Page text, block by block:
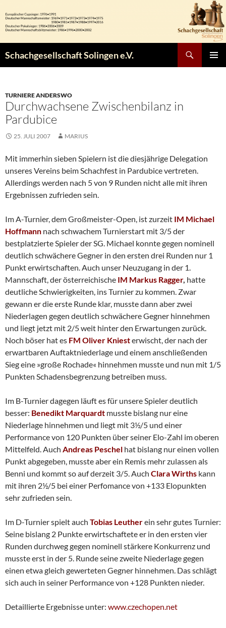
Inhalt
springen
Schachgesellschaft Solingen e.V.
TURNIERE ANDERSWO
Durchwachsene Zwischenbilanz in
Pardubice
25. JULI 2007 MARIUS
Mit immerhin sieben Spielern ist die diesjährige Delegation
unseres Vereins beim Schachfest in Pardubice vertreten.
Allerdings werden nach 5 von 9 Runden nicht alle mit ihren
Ergebnissen zufrieden sein.
Im A-Turnier, dem Großmeister-Open, ist zurzeit IM Michael
Hoffmann nach schwachem Turnierstart mit 3/5 der
bestplatzierte Spieler der SG. Michael konnte gegen nominell
deutlich schwächere Gegner in den ersten drei Runden nur 1
Punkt erwirtschaften. Auch unser Neuzugang in der 1.
Mannschaft, der österreichische IM Markus Ragger, hatte
deutliche Schwierigkeiten, ins Turnier zu kommen. Zwar
gewann er die erste Runde klar, musste dann aber zwei
Niederlagen gegen deutlich schwächere Gegner hinnehmen
und liegt jetzt mit 2/5 weit hinter den Erwartungen zurück.
Noch böser hat es FM Oliver Kniesterwischt, der nach der
erwartbaren Auftaktniederlage und einem anschließenden
Sieg eine »große Rochade« hinnehmen musste und nun mit 1/5
Punkten Schadensbegrenzung betreiben muss.
Im B-Turnier dagegen läuft es für unsere Spieler deutlich
besser: Benedikt Marquardt musste bislang nur eine
Niederlage hinnehmen und liegt mit 3½/5 und einer
Performance von 120 Punkten über seiner Elo-Zahl im oberen
Mittelfeld. Auch Andreas Peschel hat bislang nur einen vollen
Punkt abgegeben, musste aber ein Remis mehr zulassen als
Benni und kommt so auf derzeit 3/5. Auch Clara Wirths kann
mit ihren 2½/5 bei einer Perfomance von +133 Elopunkten
sehr zufrieden sein.
Im D-Turnier spielt auch Tobias Leutherein sehr gutes Turnier:
Seine bislang 2 Punkte erwirtschaftete er in den ersten vier
Runden durchweg gegen nominell stärkere Konkurrenz und
musste erst in der 5. Runde seine zweite Niederlage gegen
einen etwa gleich gewerteten Gegner hinnehmen. Das schlägt
sich auch in seiner Performance von +128 Punkten nieder.
Detaillierte Ergebnisse unter: www.czechopen.net